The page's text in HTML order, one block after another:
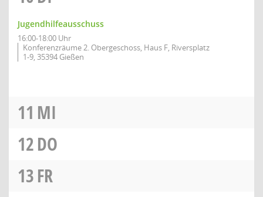
Jugendhilfeausschuss
16:00-18:00 Uhr
Konferenzräume 2. Obergeschoss, Haus F, Riversplatz
1-9, 35394 Gießen
11 MI
12DO
13FR